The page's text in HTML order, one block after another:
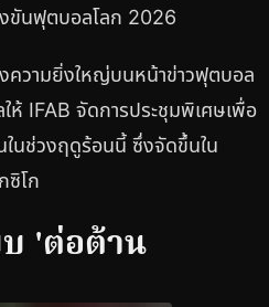
ขันฟุตบอลโลก 2026
ความยิ่งใหญ่บนหน้าข่าวฟุตบอล
ห้ IFAB จัดการประชุมพิเศษเพื่อ
นช่วงฤดูร้อนนี้ ซึ่งจัดขึ้นใน
ซิโก
'ต่อต้าน